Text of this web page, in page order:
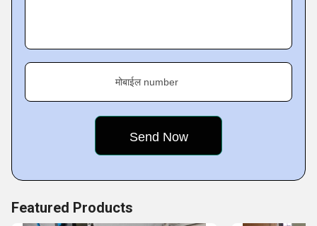
आम्ही खालील फायद्यांमुळे इतर कोणत्याही मशीन उत्पादन कंपनीपेक्षा अधिक
विश्वासार्ह फर्म आहोत:
साधे आणि योग्य व्यवसाय धोरणे
पूर्ण ग्राहक समाधान
उत्पादने स्पर्धात्मक किमतीत विकली
मोबाईल number
Featured Products